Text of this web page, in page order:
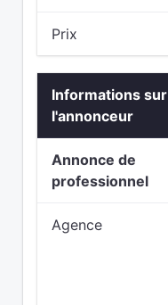
Prix
Informations sur
l'annonceur
Annonce de
professionnel
Agence